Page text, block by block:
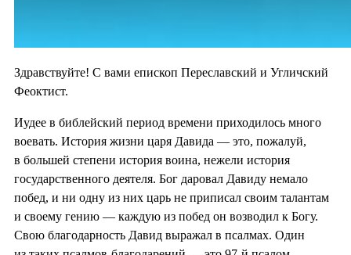
Здравствуйте! С вами епископ Переславский и Угличский
Феоктист.
Иудее в библейский период времени приходилось много
воевать. История жизни царя Давида — это, пожалуй,
в большей степени история воина, нежели история
государственного деятеля. Бог даровал Давиду немало
побед, и ни одну из них царь не приписал своим талантам
и своему гению — каждую из побед он возводил к Богу.
Свою благодарность Давид выражал в псалмах. Один